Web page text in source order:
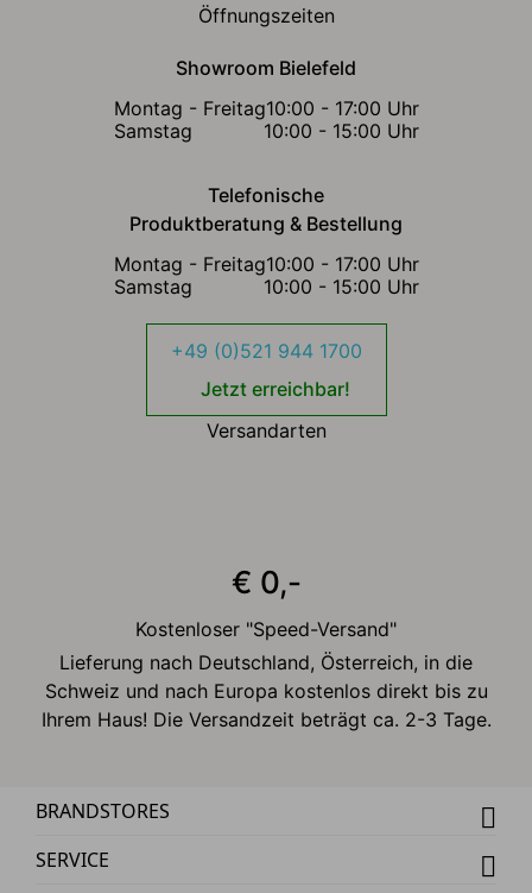
Öffnungszeiten
Showroom Bielefeld
Montag - Freitag10:00 - 17:00 Uhr
Samstag
10:00 - 15:00 Uhr
Telefonische
Produktberatung & Bestellung
Montag - Freitag10:00 - 17:00 Uhr
Samstag
10:00 - 15:00 Uhr
+49 (0)521 944 1700
Jetzt erreichbar!
Versandarten
€ 0,-
Kostenloser "Speed-Versand"
Lieferung nach Deutschland, Österreich, in die
Schweiz und nach Europa kostenlos direkt bis zu
Ihrem Haus! Die Versandzeit beträgt ca. 2-3 Tage.
BRANDSTORES
SERVICE